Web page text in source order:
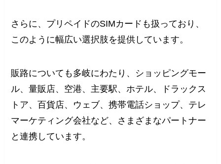
さらに、プリペイドのSIMカードも扱っており、
このように幅広い選択肢を提供しています。
販路についても多岐にわたり、ショッピングモー
ル、量販店、空港、主要駅、ホテル、ドラックス
トア、百貨店、ウェブ、携帯電話ショップ、テレ
マーケティング会社など、さまざまなパートナー
と連携しています。